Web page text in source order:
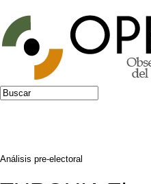
Jump to navigation
Formulario de
Buscar
Análisis pre-electoral